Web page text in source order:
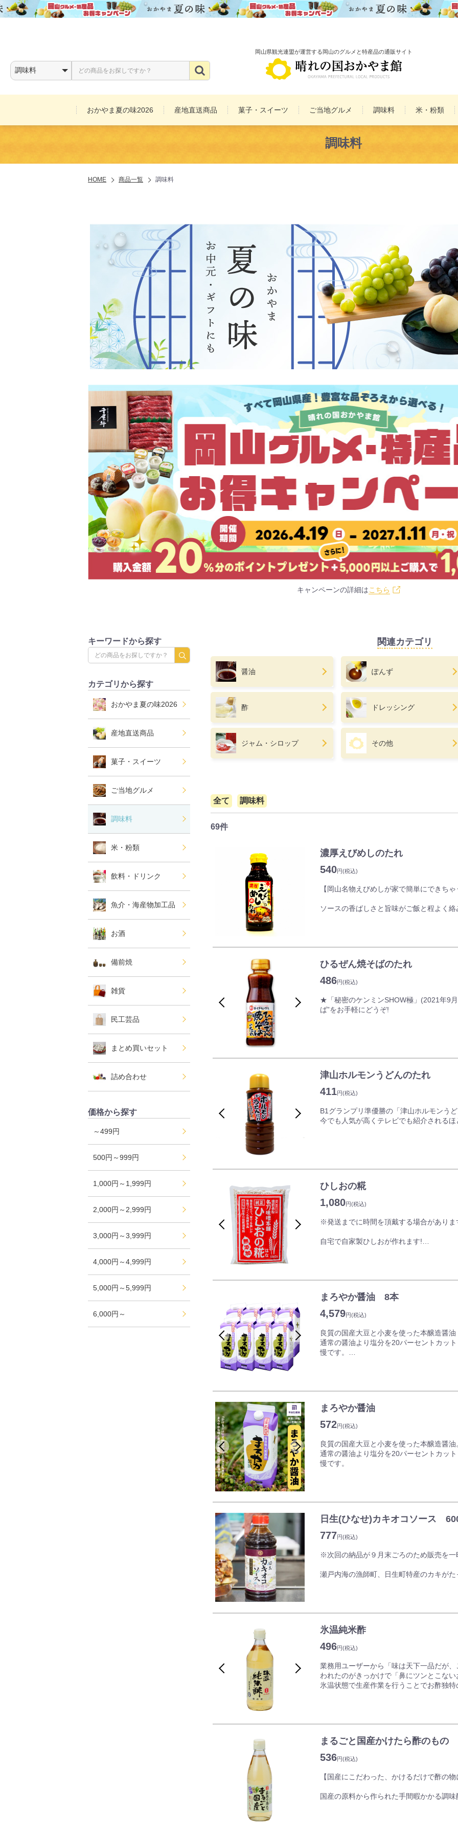
岡山県観光連盟が運営する岡山のグルメと特産品の通販サイト
おかやま夏の味2026 産地直送商品 菓子・スイーツ ご当地グルメ 調味料 米・粉類
民工芸品
調味料
HOME 商品一覧 調味料
キャンペーンの詳細はこちら
キーワードから探す
カテゴリから探す
おかやま夏の味2026
産地直送商品
菓子・スイーツ
ご当地グルメ
調味料
米・粉類
飲料・ドリンク
魚介・海産物加工品
お酒
備前焼
雑貨
民工芸品
まとめ買いセット
詰め合わせ
価格から探す
～499円
500円～999円
1,000円～1,999円
2,000円～2,999円
3,000円～3,999円
4,000円～4,999円
5,000円～5,999円
6,000円～
関連カテゴリ
醤油 ぽんず
酢 ドレッシング
ジャム・シロップ その他
全て 調味料
69件
濃厚えびめしのたれ
540円(税込)
【岡山名物えびめしが家で簡単にできち
ソースの香ばしさと旨味がご飯と程よく
見た目は真っ黒なチャーハンですが、コ
※えびめしを作るには本製品の他に、ご
ひるぜん焼そばのたれ
486円(税込)
★「秘密のケンミンSHOW極」(2021年9
ば”をお手軽にどうぞ!
ば好い会」と共同開発。濃厚な味噌ベー
※ひるぜん焼そばを作るには、この商品
いますので、ご注意ください。
【秘伝の味噌だれで焼き上げる『ひるぜ
岡山県北部の蒜山(ひるぜん)地域では、
今もなお蒜山の味として地元で愛され続け
津山ホルモンうどんのたれ
411円(税込)
B1グランプリ準優勝の「津山ホルモンう
今でも人気が高くテレビでも紹介される
は、
甘辛いタレは焼肉のタレにもご利用頂い
モチモチのうどんに染み込んだタレとホ
そんな津山ホルモンうどんがお手軽に自
ホルモンうどんの他、ホルモン焼き、野
てもご使用ください。
ひしおの糀
1,080円(税込)
※発送までに時間を頂戴する場合があり
自宅で自家製ひしおが作れます!
万葉集にも詠み込まれている「なめ味噌
名刀味噌本舗の「ひしおの糀」は完全無添
丁寧に仕込んだこうじを独自の製法で乾
進むにつれて、味や色、香りが増してい
いつでも気軽にひしお(もろみ味噌)作りが
まろやか醤油 8本
4,579円(税込)
良質の国産大豆と小麦を使った本醸造醤油
通常の醤油より塩分を20パーセントカッ
慢です。
まろやか醤油
572円(税込)
良質の国産大豆と小麦を使った本醸造醤油
通常の醤油より塩分を20パーセントカッ
慢です。
日生(ひなせ)カキオコソース
777円(税込)
※次回の納品が９月末ごろのため販売を
瀬戸内海の漁師町、日生町特産のカキが
ご家庭のお好み焼きをはじめ、魚介類の
氷温純米酢
496円(税込)
業務用ユーザーから「味は天下一品だが
われたのがきっかけで「鼻にツンとこな
氷温状態で生産作業を行うことでお酢独
まるごと国産かけたら酢のもの
536円(税込)
【国産にこだわった、かけるだけで酢の
国産の原料から作られた手間暇かかる調